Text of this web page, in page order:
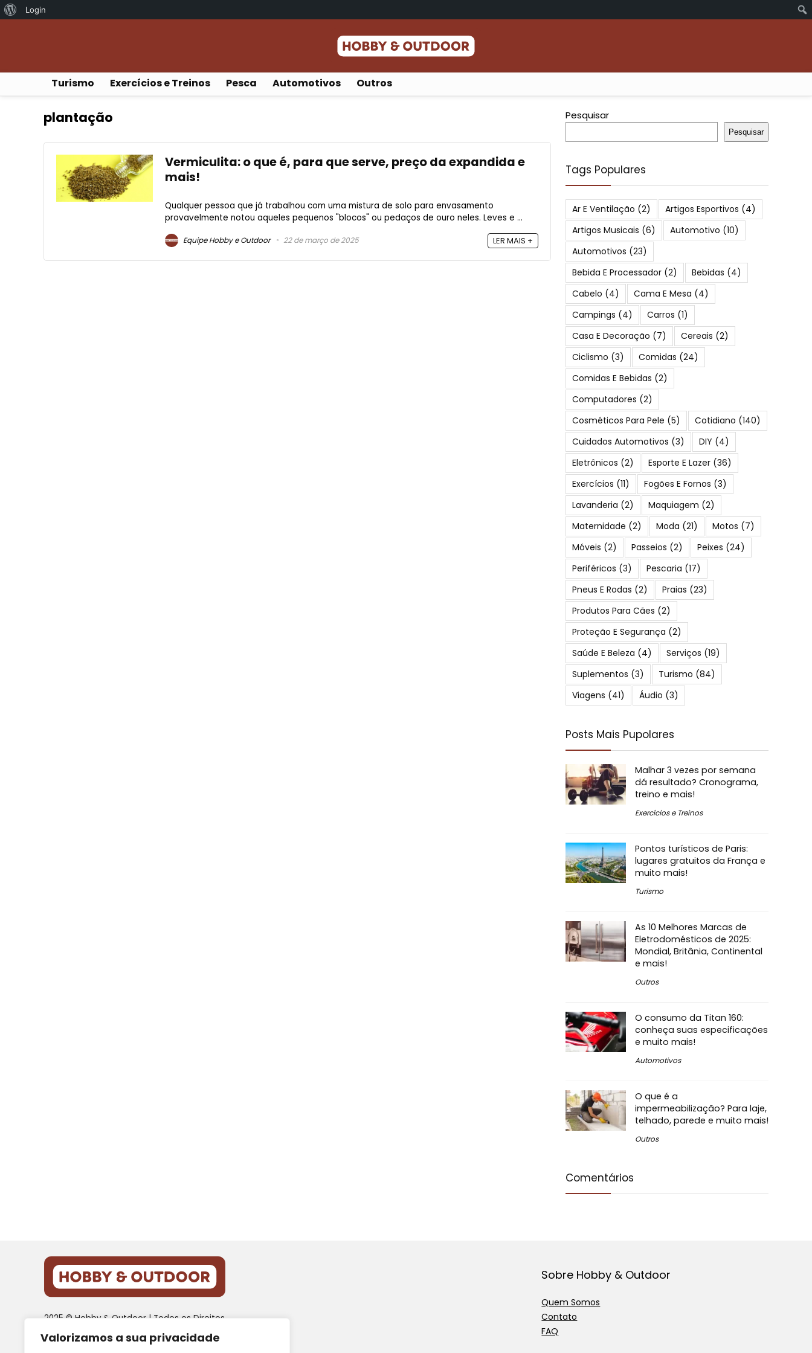
Valorizamos a sua privacidade
Sobre
Login
Turismo Exercícios e Treinos Pesca Automotivos Outros
plantação
Vermiculita: o que é, para que serve, preço da expandida e
mais!
Qualquer pessoa que já trabalhou com uma mistura de solo para envasamento
provavelmente notou aqueles pequenos "blocos" ou pedaços de ouro neles. Leves e ...
Equipe Hobby e Outdoor 22 de março de 2025 LER MAIS +
Pesquisar
Pesquisar
Tags Populares
Ar E Ventilação (2) Artigos Esportivos (4)
Artigos Musicais (6) Automotivo (10)
Automotivos (23)
Bebida E Processador (2) Bebidas (4)
Cabelo (4) Cama E Mesa (4)
Campings (4) Carros (1)
Casa E Decoração (7) Cereais (2)
Ciclismo (3) Comidas (24)
Comidas E Bebidas (2)
Computadores (2)
Cosméticos Para Pele (5) Cotidiano (140)
Cuidados Automotivos (3) DIY (4)
Eletrônicos (2) Esporte E Lazer (36)
Exercícios (11) Fogões E Fornos (3)
Lavanderia (2) Maquiagem (2)
Maternidade (2) Moda (21) Motos (7)
Móveis (2) Passeios (2) Peixes (24)
Periféricos (3) Pescaria (17)
Pneus E Rodas (2) Praias (23)
Produtos Para Cães (2)
Proteção E Segurança (2)
Saúde E Beleza (4) Serviços (19)
Suplementos (3) Turismo (84)
Viagens (41) Áudio (3)
Posts Mais Pupolares
Malhar 3 vezes por semana
dá resultado? Cronograma,
treino e mais!
Exercícios e Treinos
Pontos turísticos de Paris:
lugares gratuitos da França e
muito mais!
Turismo
As 10 Melhores Marcas de
Eletrodomésticos de 2025:
Mondial, Britânia, Continental
e mais!
Outros
O consumo da Titan 160:
conheça suas especificações
e muito mais!
Automotivos
O que é a
impermeabilização? Para laje,
telhado, parede e muito mais!
Outros
Comentários
2025 © Hobby & Outdoor | Todos os Direitos
Reservados
Sobre Hobby & Outdoor
Quem Somos
Contato
FAQ